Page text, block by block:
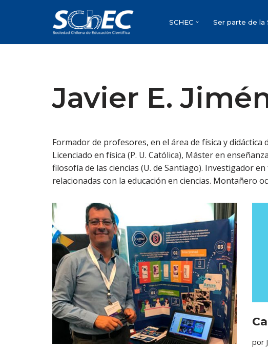
SCHEC Ser parte de la
Javier E.
Formador de profesores, en el área de física y didáctica
Licenciado en física (P. U. Católica), Máster en
filosofía de las ciencias (U. de Santiago). Investigador
relacionadas con la educación en ciencias. Montañero
por